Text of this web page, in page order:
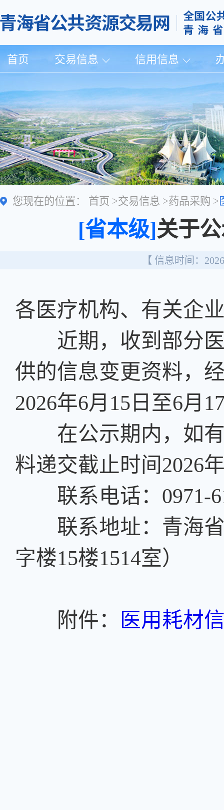
首页 交易信息 信用信息
您现在的位置： 首页 >交易信息 >药品采购 >
[省本级]关于
【 信息时间：
各医疗机构、有关企
近期，收到部分医
供的信息变更资料，
2026年6月15日至6月
在公示期内，如有
料递交截止时间2026
联系电话：0971-
联系地址：青海省
字楼15楼1514室）
附件： 医用耗材